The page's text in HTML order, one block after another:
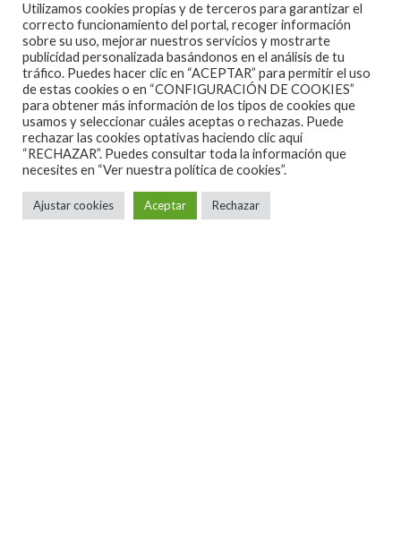
Utilizamos cookies propias y de terceros para garantizar el
correcto funcionamiento del portal, recoger información
sobre su uso, mejorar nuestros servicios y mostrarte
publicidad personalizada basándonos en el análisis de tu
tráfico. Puedes hacer clic en “ACEPTAR” para permitir el uso
de estas cookies o en “CONFIGURACIÓN DE COOKIES”
para obtener más información de los tipos de cookies que
usamos y seleccionar cuáles aceptas o rechazas. Puede
rechazar las cookies optativas haciendo clic aquí
“RECHAZAR”. Puedes consultar toda la información que
necesites en “Ver nuestra política de cookies”.
Ajustar cookies Aceptar Rechazar